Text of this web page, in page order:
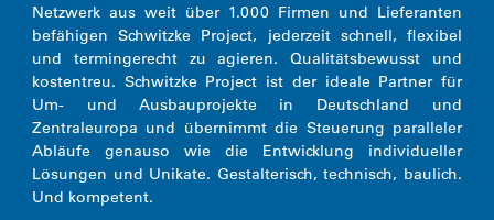
Netzwerk aus weit über 1.000 Firmen und Lieferanten
befähigen Schwitzke Project, jederzeit schnell, flexibel
und termingerecht zu agieren. Qualitätsbewusst und
kostentreu. Schwitzke Project ist der ideale Partner für
Um- und Ausbauprojekte in Deutschland und
Zentraleuropa und übernimmt die Steuerung paralleler
Abläufe genauso wie die Entwicklung individueller
Lösungen und Unikate. Gestalterisch, technisch, baulich.
Und kompetent.